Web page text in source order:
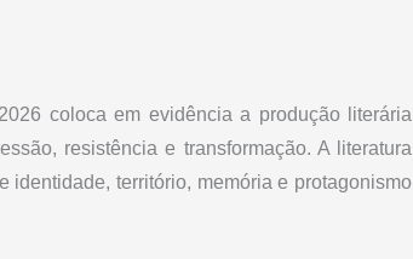
coloca em evidência a produção literária
resistência e transformação. A literatura
identidade, território, memória e protagonismo